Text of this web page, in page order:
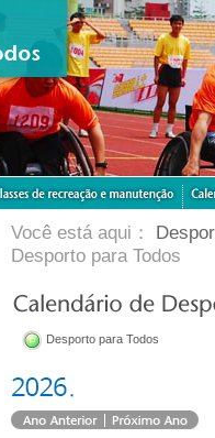
Você está aqui：
Desporto para Todos
Desporto para Todos